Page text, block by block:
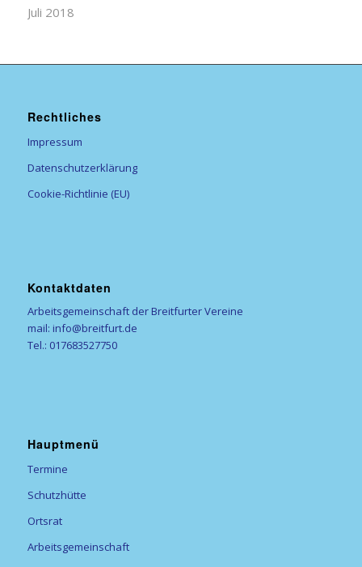
Juli 2018
Rechtliches
Impressum
Datenschutzerklärung
Cookie-Richtlinie (EU)
Kontaktdaten
Arbeitsgemeinschaft der Breitfurter Vereine
mail: info@breitfurt.de
Tel.: 017683527750
Hauptmenü
Termine
Schutzhütte
Ortsrat
Arbeitsgemeinschaft